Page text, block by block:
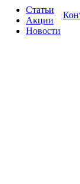
Статьи
Акции
Новости